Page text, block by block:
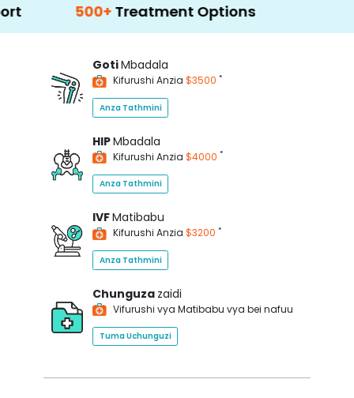
500+ Treatment Options
GotiMbadala
Kifurushi Anzia $3500 *
Anza Tathmini
HIPMbadala
Kifurushi Anzia $4000 *
Anza Tathmini
IVFMatibabu
Kifurushi Anzia $3200 *
Anza Tathmini
Chunguza zaidi
Vifurushi vya Matibabu vya bei nafuu
Tuma Uchunguzi